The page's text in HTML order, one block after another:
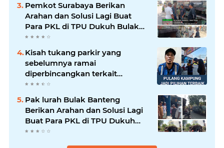
Pemkot Surabaya Berikan
Arahan dan Solusi Lagi Buat
Para PKL di TPU Dukuh Bulak
Banteng Surabaya
Kisah tukang parkir yang
sebelumnya ramai
diperbincangkan terkait
persoalan parkir gratis di
sebuah minimarket di Bekasi
kini memasuki babak baru.
Pak lurah Bulak Banteng
Berikan Arahan dan Solusi Lagi
Buat Para PKL di TPU Dukuh
Bulak Banteng Surabaya